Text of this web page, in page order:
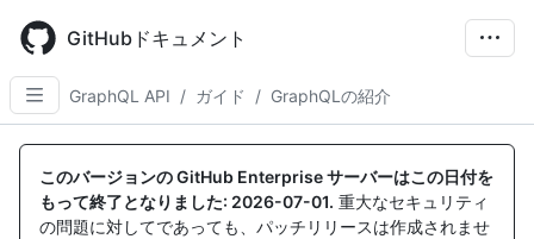
main
content
GitHubドキュメント
GraphQL API / ガイド / GraphQLの紹介
このバージョンの GitHub Enterprise サーバーはこの日付を
もって終了となりました: 2026-07-01. 重大なセキュリティ
の問題に対してであっても、パッチリリースは作成されませ